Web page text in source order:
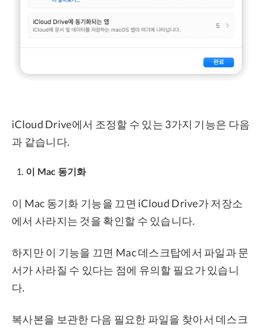
iCloud Drive에서 조정할 수 있는 3가지 기능은 다음
과 같습니다.
이 Mac 동기화
이 Mac 동기화 기능을 끄면 iCloud Drive가 저장소
에서 사라지는 것을 확인할 수 있습니다.
하지만 이 기능을 끄면 Mac 데스크탑에서 파일과 문
서가 사라질 수 있다는 점에 유의할 필요가 있습니
다.
복사본을 보관한 다음 필요한 파일을 찾아서 데스크